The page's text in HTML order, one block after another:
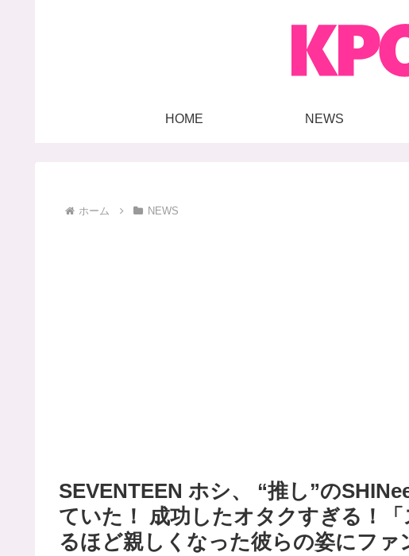
HOME NEWS
ホーム NEWS
SEVENTEEN ホシ、 “推し”の
ていた！ 成功したオタクすぎる！
るほど親しくなった彼らの姿にファ